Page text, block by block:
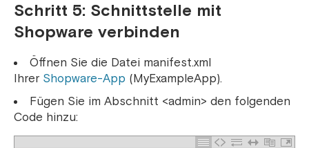
Schritt 5: Schnittstelle mit
Shopware verbinden
Öffnen Sie die Datei manifest.xml
Ihrer Shopware-App (MyExampleApp).
Fügen Sie im Abschnitt <admin> den folgenden
Code hinzu: